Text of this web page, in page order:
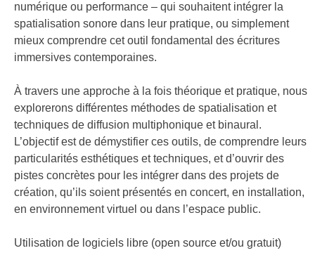
numérique ou performance – qui souhaitent intégrer la
spatialisation sonore dans leur pratique, ou simplement
mieux comprendre cet outil fondamental des écritures
immersives contemporaines.
À travers une approche à la fois théorique et pratique, nous
explorerons différentes méthodes de spatialisation et
techniques de diffusion multiphonique et binaural.
L’objectif est de démystifier ces outils, de comprendre leurs
particularités esthétiques et techniques, et d’ouvrir des
pistes concrètes pour les intégrer dans des projets de
création, qu’ils soient présentés en concert, en installation,
en environnement virtuel ou dans l’espace public.
Utilisation de logiciels libre (open source et/ou gratuit)